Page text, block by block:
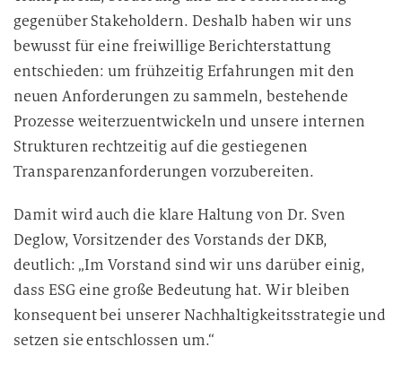
gegenüber Stakeholdern. Deshalb haben wir uns
bewusst für eine freiwillige Berichterstattung
entschieden: um frühzeitig Erfahrungen mit den
neuen Anforderungen zu sammeln, bestehende
Prozesse weiterzuentwickeln und unsere internen
Strukturen rechtzeitig auf die gestiegenen
Transparenzanforderungen vorzubereiten.
Damit wird auch die klare Haltung von Dr. Sven
Deglow, Vorsitzender des Vorstands der DKB,
deutlich: „Im Vorstand sind wir uns darüber einig,
dass ESG eine große Bedeutung hat. Wir bleiben
konsequent bei unserer Nachhaltigkeitsstrategie und
setzen sie entschlossen um.“